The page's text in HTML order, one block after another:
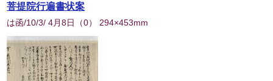
菩提院行遍書状案
は函/10/3/ 4月8日 （0） 294×453mm